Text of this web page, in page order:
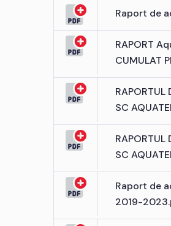
Raport de
RAPORT
CUMULAT
RAPORTUL
SC
RAPORTUL
SC
Raport de
2019-